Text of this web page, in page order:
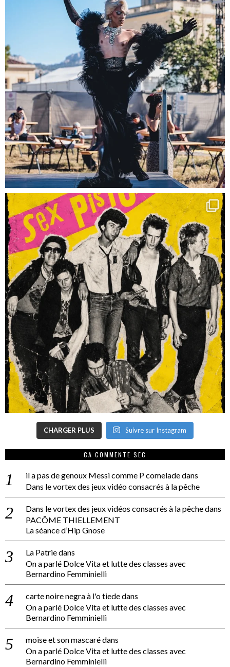
CHARGER PLUS Suivre sur Instagram
CA COMMENTE SEC
il a pas de genoux Messi comme P comeladedans
Dans le vortex des jeux vidéo consacrés à la pêche
Dans le vortex des jeux vidéos consacrés à la pêchedans
PACÔME THIELLEMENT
La séance d’Hip Gnose
La Patriedans
On a parlé Dolce Vita et lutte des classes avec
Bernardino Femminielli
carte noire negra à l'o tiededans
On a parlé Dolce Vita et lutte des classes avec
Bernardino Femminielli
moise et son mascarédans
On a parlé Dolce Vita et lutte des classes avec
Bernardino Femminielli